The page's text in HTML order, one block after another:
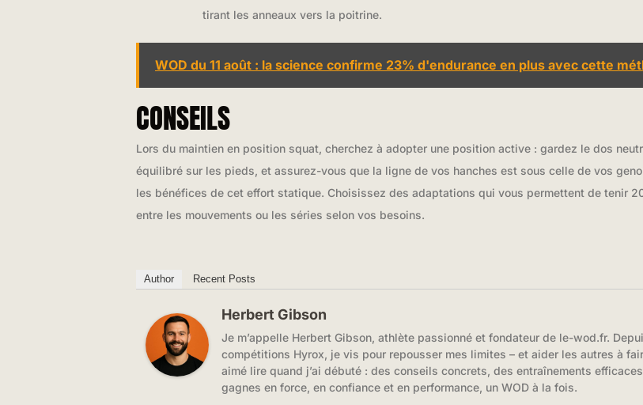
tirant les anneaux vers la poitrine.
WOD du 11 août : la science confirme 23% d'endurance en plus avec cette
CONSEILS
Lors du maintien en position squat, cherchez à adopter une position active : gardez le dos
équilibré sur les pieds, et assurez-vous que la ligne de vos hanches est sous celle de vos
les bénéfices de cet effort statique. Choisissez des adaptations qui vous permettent de tenir
entre les mouvements ou les séries selon vos besoins.
Author Recent Posts
Herbert Gibson
Je m’appelle Herbert Gibson, athlète passionné et fondateur de le-wod.fr.
compétitions Hyrox, je vis pour repousser mes limites – et aider les autres à
aimé lire quand j’ai débuté : des conseils concrets, des entraînements
gagnes en force, en confiance et en performance, un WOD à la fois.